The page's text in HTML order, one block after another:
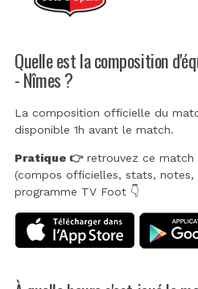
Quelle est la composition
- Nîmes ?
La composition officielle du
disponible 1h avant le match.
Pratique 👉retrouvez ce match
(compos officielles, stats, notes,
programme TV Foot 👇